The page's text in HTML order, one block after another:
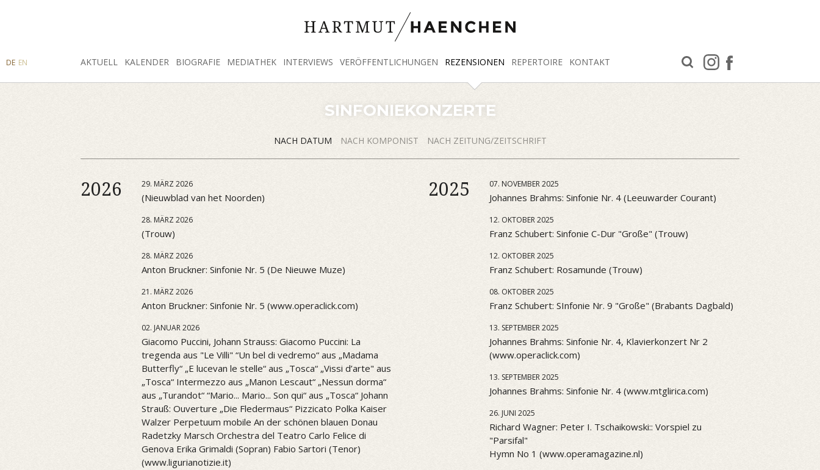
AKTUELL KALENDER BIOGRAFIE MEDIATHEK INTERVIEWS VERÖFFENTLICHUNGEN REZENSIONEN REPERTOIRE KONTAKT
FACEBOOK
INSTAGRAM
SUCHE
DE EN
SINFONIEKONZERTE
NACH DATUM NACH KOMPONIST NACH ZEITUNG/ZEITSCHRIFT
2026 29. MÄRZ 2026
(Nieuwblad van het Noorden)
28. MÄRZ 2026
(Trouw)
28. MÄRZ 2026
Anton Bruckner: Sinfonie Nr. 5 (De Nieuwe Muze)
21. MÄRZ 2026
Anton Bruckner: Sinfonie Nr. 5 (www.operaclick.com)
02. JANUAR 2026
Giacomo Puccini, Johann Strauss: Giacomo Puccini: La
tregenda aus "Le Villi" “Un bel di vedremo“ aus „Madama
Butterfly“ „E lucevan le stelle“ aus „Tosca“ „Vissi d’arte" aus
„Tosca“ Intermezzo aus „Manon Lescaut“ „Nessun dorma“
aus „Turandot“ “Mario... Mario... Son qui“ aus „Tosca“ Johann
Strauß: Ouverture „Die Fledermaus“ Pizzicato Polka Kaiser
Walzer Perpetuum mobile An der schönen blauen Donau
Radetzky Marsch Orchestra del Teatro Carlo Felice di
Genova Erika Grimaldi (Sopran) Fabio Sartori (Tenor)
(www.ligurianotizie.it)
2025 07. NOVEMBER 2025
Johannes Brahms: Sinfonie Nr. 4 (Leeuwarder Courant)
12. OKTOBER 2025
Franz Schubert: Sinfonie C-Dur "Große" (Trouw)
12. OKTOBER 2025
Franz Schubert: Rosamunde (Trouw)
08. OKTOBER 2025
Franz Schubert: SInfonie Nr. 9 "Große" (Brabants Dagbald)
13. SEPTEMBER 2025
Johannes Brahms: Sinfonie Nr. 4, Klavierkonzert Nr 2
(www.operaclick.com)
13. SEPTEMBER 2025
Johannes Brahms: Sinfonie Nr. 4 (www.mtglirica.com)
26. JUNI 2025
Richard Wagner: Peter I. Tschaikowski:: Vorspiel zu
"Parsifal"
Hymn No 1 (www.operamagazine.nl)